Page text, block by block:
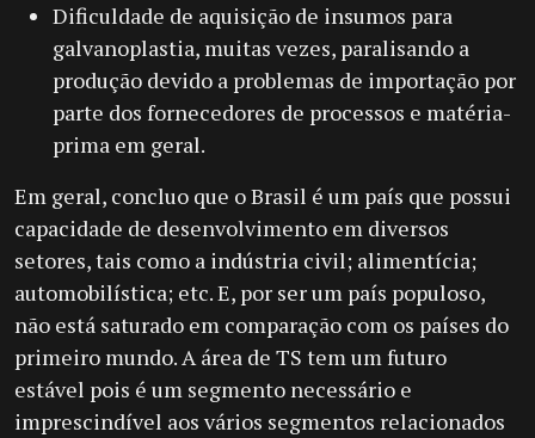
Dificuldade de aquisição de insumos para
galvanoplastia, muitas vezes, paralisando a
produção devido a problemas de importação por
parte dos fornecedores de processos e matéria-
prima em geral.
Em geral, concluo que o Brasil é um país que possui
capacidade de desenvolvimento em diversos
setores, tais como a indústria civil; alimentícia;
automobilística; etc. E, por ser um país populoso,
não está saturado em comparação com os países do
primeiro mundo. A área de TS tem um futuro
estável pois é um segmento necessário e
imprescindível aos vários segmentos relacionados